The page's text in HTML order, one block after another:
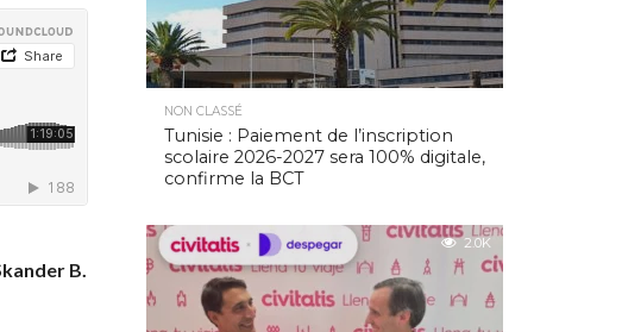
B.
NON CLASSÉ
Tunisie : Paiement de l’inscription
scolaire 2026-2027 sera 100% digitale,
confirme la BCT
2.0K